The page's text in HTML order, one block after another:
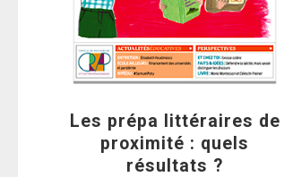
Les prépa littéraires de
proximité : quels
résultats ?